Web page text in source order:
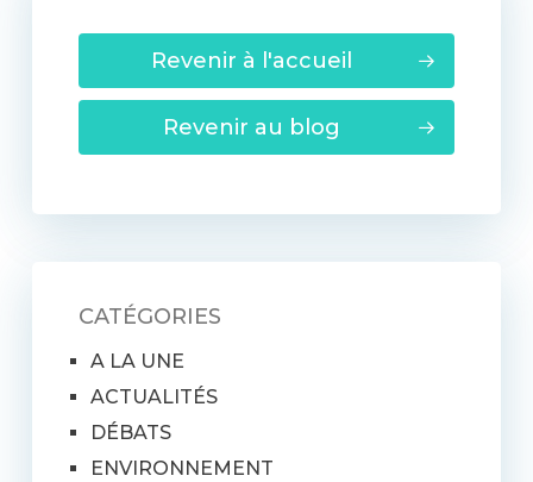
Revenir à l'accueil
Revenir au blog
CATÉGORIES
A LA UNE
ACTUALITÉS
DÉBATS
ENVIRONNEMENT